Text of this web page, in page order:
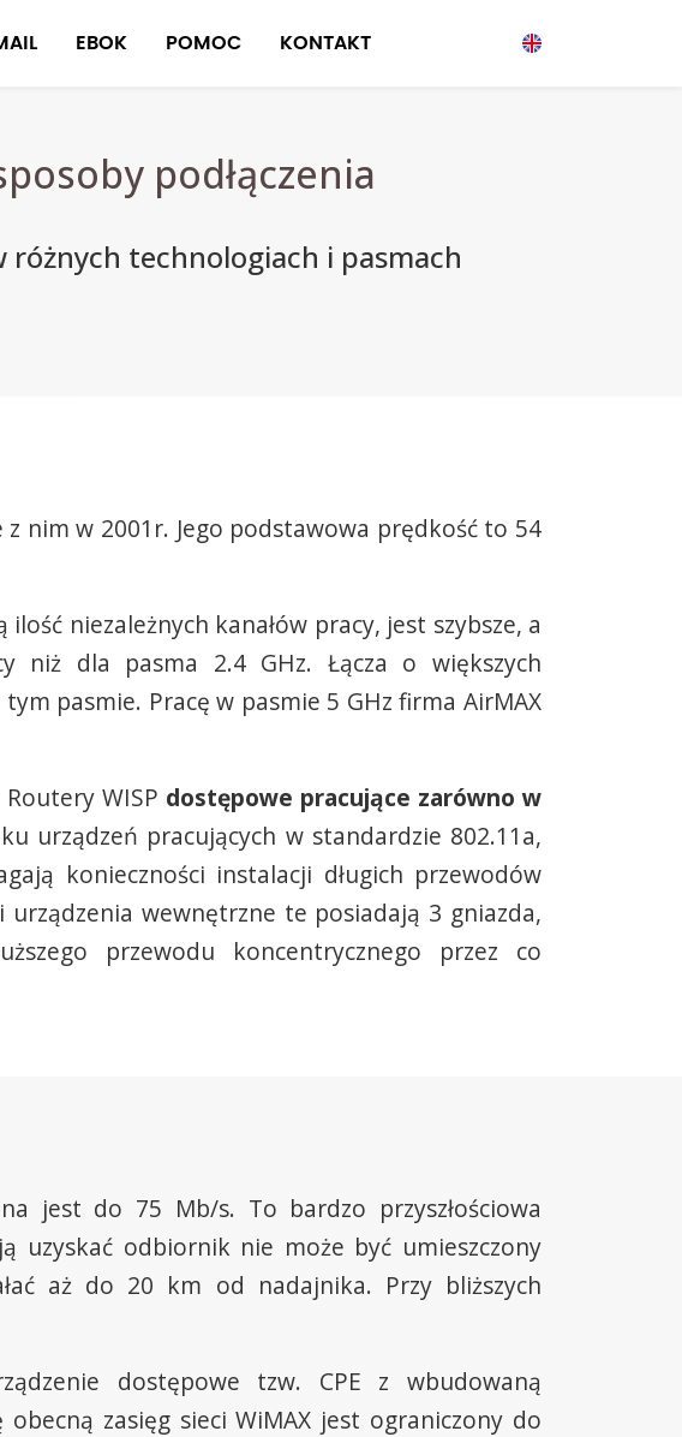
EBOK POMOC KONTAKT
podłączenia
technologiach i pasmach
nim w 2001r. Jego podstawowa prędkość to 54
niezależnych kanałów pracy, jest szybsze, a
niż dla pasma 2.4 GHz. Łącza o większych
pasmie. Pracę w pasmie 5 GHz firma AirMAX
WISP dostępowe pracujące zarówno w
urządzeń pracujących w standardzie 802.11a,
konieczności instalacji długich przewodów
wewnętrzne te posiadają 3 gniazda,
przewodu koncentrycznego przez co
jest do 75 Mb/s. To bardzo przyszłościowa
uzyskać odbiornik nie może być umieszczony
aż do 20 km od nadajnika. Przy bliższych
dostępowe tzw. CPE z wbudowaną
zasięg sieci WiMAX jest ograniczony do